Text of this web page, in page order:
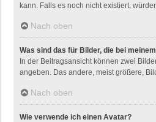
kann. Falls es noch nicht existiert,
Nach oben
Was sind das für Bilder, die bei
In der Beitragsansicht können zwei
angeben. Das andere, meist größere,
Nach oben
Wie verwende ich einen Avatar?